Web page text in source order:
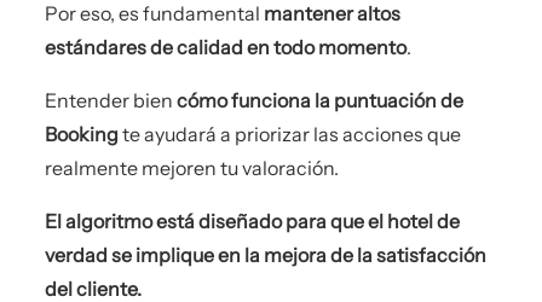
Por eso, es fundamental mantener altos
estándares de calidad en todo momento.
Entender biencómo funciona la puntuación de
Booking te ayudará a priorizar las acciones que
realmente mejoren tu valoración.
El algoritmo está diseñado para que el hotel de
verdad se implique en la mejora de la satisfacción
del cliente.